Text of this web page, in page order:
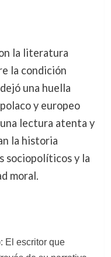
la literatura
la condición
una huella
y europeo
lectura atenta y
la historia
sociopolíticos y la
moral.
El escritor que